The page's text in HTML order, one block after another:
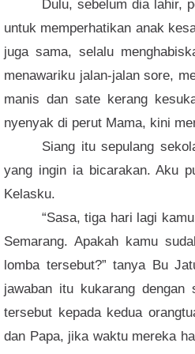
Dulu, sebelum dia lahir,
untuk memperhatikan anak
juga sama, selalu
menawariku jalan-jalan sore,
manis dan sate kerang
nyenyak di perut Mama, kini
Siang itu sepulang
yang ingin ia bicarakan. Aku
Kelasku.
“Sasa, tiga hari lagi
Semarang. Apakah kamu
lomba tersebut?” tanya Bu
jawaban itu kukarang dengan
tersebut kepada kedua
dan Papa, jika waktu mereka